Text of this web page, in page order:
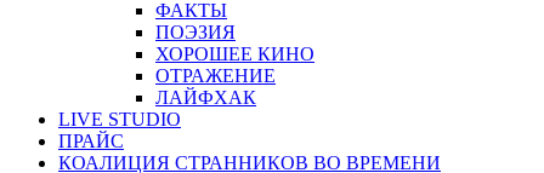
ФАКТЫ
ПОЭЗИЯ
ХОРОШЕЕ КИНО
ОТРАЖЕНИЕ
ЛАЙФХАК
LIVE STUDIO
ПРАЙС
КОАЛИЦИЯ СТРАННИКОВ ВО ВРЕМЕНИ